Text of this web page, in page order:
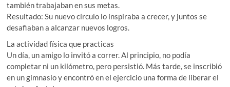
también trabajaban en sus metas.
Resultado: Su nuevo círculo lo inspiraba a crecer, y juntos se
desafiaban a alcanzar nuevos logros.
La actividad física que practicas
Un día, un amigo lo invitó a correr. Al principio, no podía
completar ni un kilómetro, pero persistió. Más tarde, se inscribió
en un gimnasio y encontró en el ejercicio una forma de liberar el